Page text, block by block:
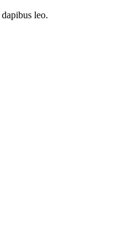
leo.